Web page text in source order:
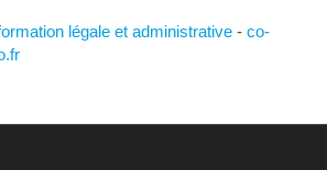
légale et administrative- co-